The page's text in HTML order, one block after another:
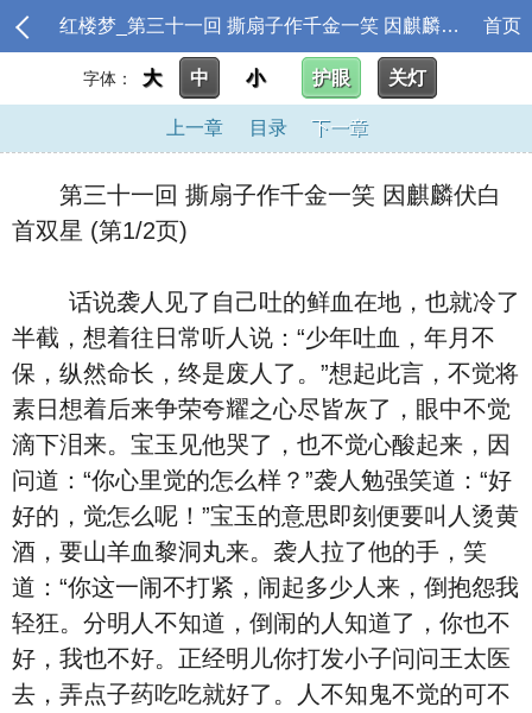
红楼梦_第三十一回 撕扇子作千金一笑 因麒麟伏白首双星 首页
字体： 大 中 小 护眼 关灯
上一章 目录 下一章
第三十一回 撕扇子作千金一笑 因麒麟伏白
首双星 (第1/2页)
话说袭人见了自己吐的鲜血在地，也就冷了
半截，想着往日常听人说：“少年吐血，年月不
保，纵然命长，终是废人了。”想起此言，不觉将
素日想着后来争荣夸耀之心尽皆灰了，眼中不觉
滴下泪来。宝玉见他哭了，也不觉心酸起来，因
问道：“你心里觉的怎么样？”袭人勉强笑道：“好
好的，觉怎么呢！”宝玉的意思即刻便要叫人烫黄
酒，要山羊血黎洞丸来。袭人拉了他的手，笑
道：“你这一闹不打紧，闹起多少人来，倒抱怨我
轻狂。分明人不知道，倒闹的人知道了，你也不
好，我也不好。正经明儿你打发小子问问王太医
去，弄点子药吃吃就好了。人不知鬼不觉的可不